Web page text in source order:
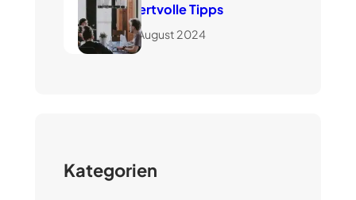
wertvolle Tipps
7. August 2024
Kategorien